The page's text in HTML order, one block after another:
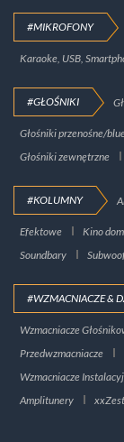
#MIKROFONY
Karaoke, USB,
#GŁOŚNIKI
Głośniki przenośne/
Głośniki zewnętrzne
#KOLUMNY
Efektowe Kino
Soundbary
#WZMACNIACZE &
Wzmacniacze
Przedwzmacniacze
Wzmacniacze
Amplitunery